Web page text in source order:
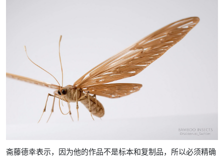
斋藤德幸表示，因为他的作品不是标本和复制品，所以必须精确